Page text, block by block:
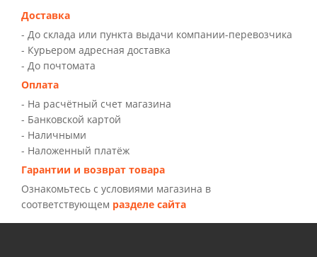
Доставка
- До склада или пункта выдачи компании-перевозчика
- Курьером адресная доставка
- До почтомата
Оплата
- На расчётный счет магазина
- Банковской картой
- Наличными
- Наложенный платёж
Гарантии и возврат товара
Ознакомьтесь с условиями магазина в
соответствующем разделе сайта